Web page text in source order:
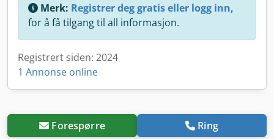
Merk: Registrer deg gratis eller logg inn,
for å få tilgang til all informasjon.
Registrert siden: 2024
1 Annonse online
Forespørre Ring